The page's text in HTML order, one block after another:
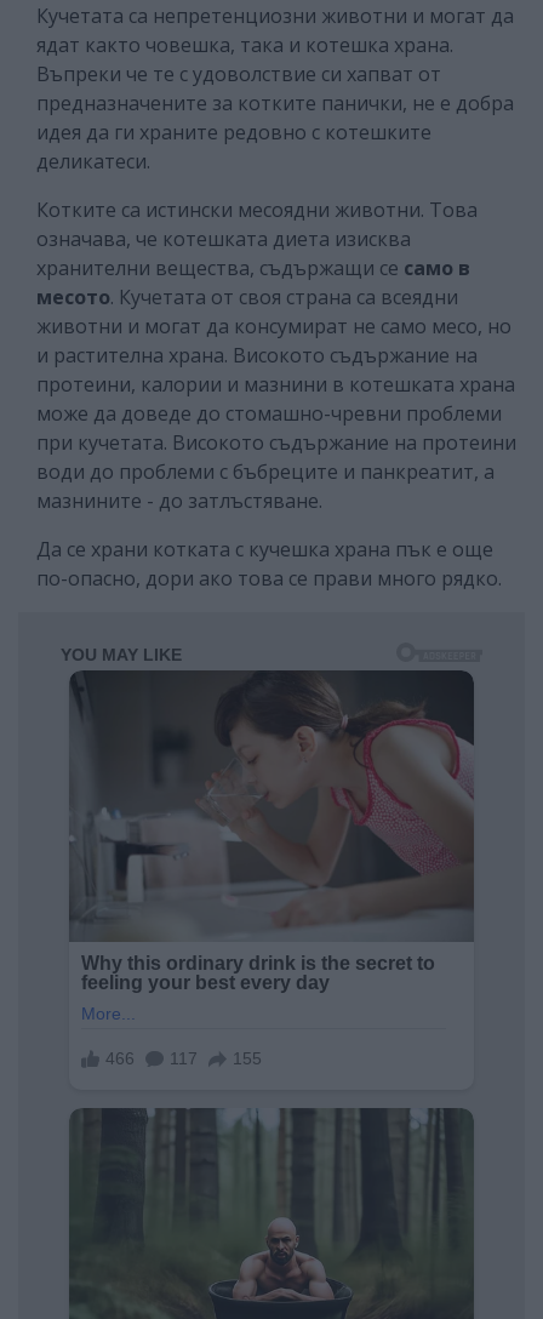
Кучетата са непретенциозни животни и могат да
ядат както човешка, така и котешка храна.
Въпреки че те с удоволствие си хапват от
предназначените за котките панички, не е добра
идея да ги храните редовно с котешките
деликатеси.
Котките са истински месоядни животни. Това
означава, че котешката диета изисква
хранителни вещества, съдържащи се само в
месото. Кучетата от своя страна са всеядни
животни и могат да консумират не само месо, но
и растителна храна. Високото съдържание на
протеини, калории и мазнини в котешката храна
може да доведе до стомашно-чревни проблеми
при кучетата. Високото съдържание на протеини
води до проблеми с бъбреците и панкреатит, а
мазнините - до затлъстяване.
Да се храни котката с кучешка храна пък е още
по-опасно, дори ако това се прави много рядко.